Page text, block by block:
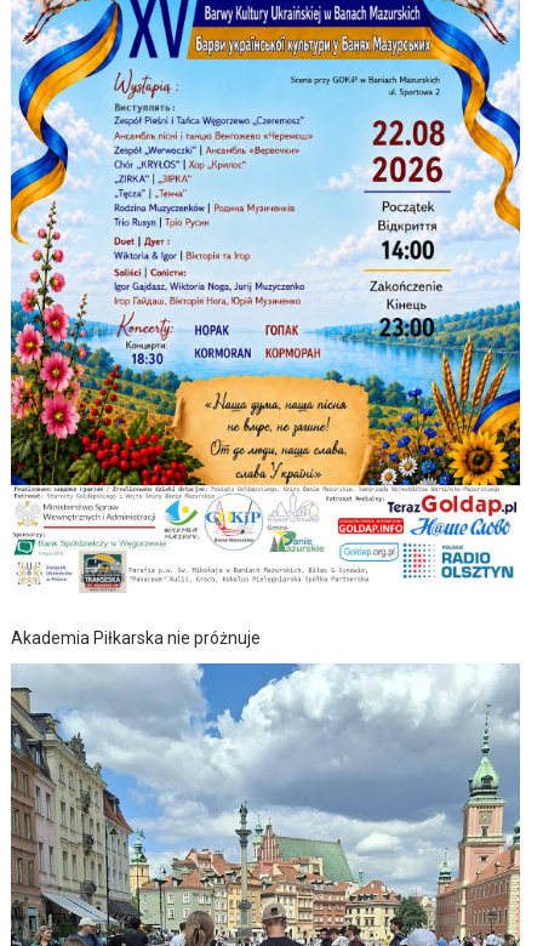
Akademia Piłkarska nie próżnuje